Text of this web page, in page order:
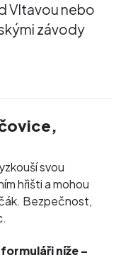
Vltavou nebo
závody
svou
hřišti a mohou
Bezpečnost,
níže –